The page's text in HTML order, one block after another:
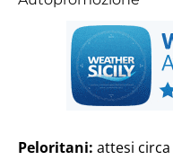
Peloritani: attesi circa